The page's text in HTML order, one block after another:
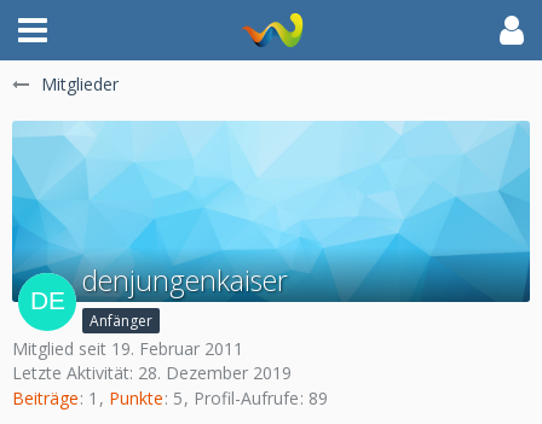
Mitglieder
denjungenkaiser
Anfänger
Mitglied seit 19. Februar 2011
Letzte Aktivität: 28. Dezember 2019
Beiträge 1 Punkte 5 Profil-Aufrufe 89